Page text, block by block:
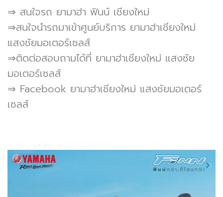
⇒ สนใจรถ ยามาฮ่า ฟินน์ เชียงใหม่
⇒สนใจนำรถมาเข้าศูนย์บริการ ยามาฮ่าเชียงใหม่
แสงชัยมอเตอร์เซลส์
⇒ติดต่อสอบถามได้ที่ ยามาฮ่าเชียงใหม่ แสงชัย
มอเตอร์เซลส์
⇒ Facebook ยามาฮ่าเชียงใหม่ แสงชัยมอเตอร์
เซลส์